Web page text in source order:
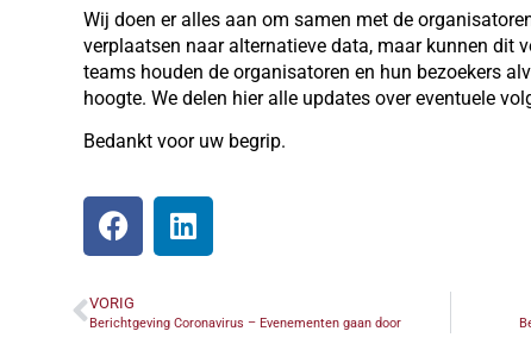
Wij doen er alles aan om samen met de
verplaatsen naar alternatieve data, maar kunnen dit
teams houden de organisatoren en hun bezoekers
hoogte. We delen hier alle updates over eventuele
Bedankt voor uw begrip.
VORIG
Berichtgeving Coronavirus – Evenementen gaan door